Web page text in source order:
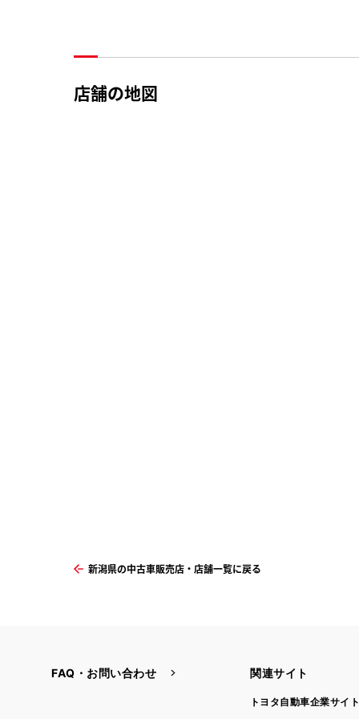
店舗の地図
新潟県の中古車販売店・店舗一覧に戻る
FAQ・お問い合わせ 関連サイト
トヨタ自動車企業サイ